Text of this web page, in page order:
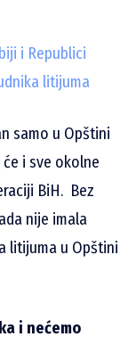
i Republici
litijuma
samo u Opštini
i sve okolne
BiH. Bez
nije imala
litijuma u Opštini
i nećemo